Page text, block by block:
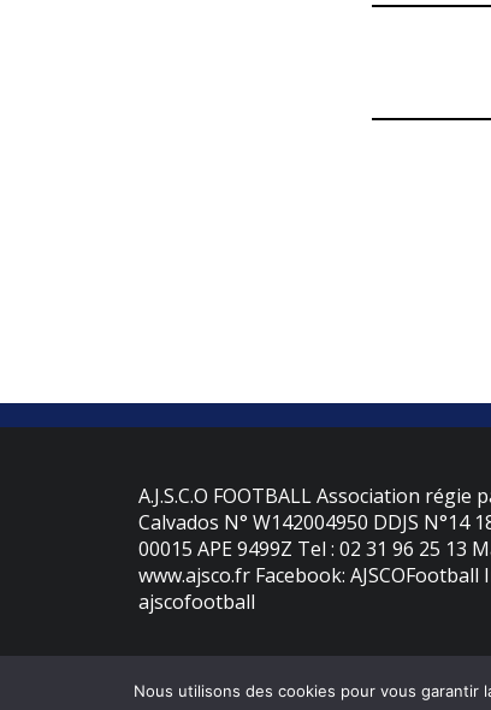
A.J.S.C.O FOOTBALL Association
Calvados N° W142004950 DDJS N°14
00015 APE 9499Z Tel : 02 31 96 25 13
www.ajsco.fr Facebook:
ajscofootball
2026 - AJS Colleville Ouistreham | Site internet réalisé
Nous utilisons des cookies pour vous